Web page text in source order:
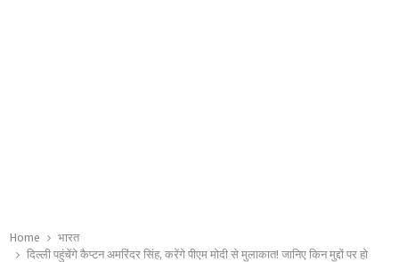
Home
भारत
दिल्ली पहुंचेंगे कैप्टन अमरिंदर सिंह, करेंगे पीएम मोदी से मुलाकात! जानिए किन मुद्दों पर हो